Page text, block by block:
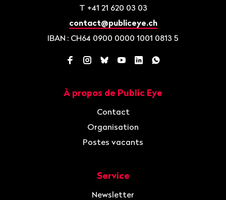
T +41 21 620 03 03
contact@publiceye.ch
IBAN : CH64 0900 0000 1001 0813 5
Facebook
Instagram
BlueskyYouTube
LinkedInWhatsApp
À propos de Public Eye
Contact
Organisation
Postes vacants
Service
Newsletter